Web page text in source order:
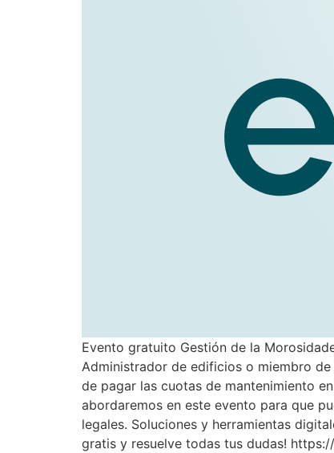
Evento gratuito Gestión de la
Administrador de edificios o miembro
de pagar las cuotas de mantenimiento
abordaremos en este evento para que
legales. Soluciones y herramientas
gratis y resuelve todas tus dudas!